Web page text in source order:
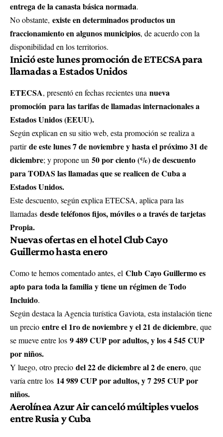
entrega de la canasta básica normada.
No obstante, existe en determinados productos un
fraccionamiento en algunos municipios, de acuerdo con la
disponibilidad en los territorios.
Inició este lunes promoción de ETECSA para
llamadas a Estados Unidos
ETECSA, presentó en fechas recientes una nueva
promoción para las tarifas de llamadas internacionales a
Estados Unidos (EEUU).
Según explican en su sitio web, esta promoción se realiza a
partirde este lunes 7 de noviembre y hasta el próximo 31 de
diciembre; y propone un 50 por ciento (%) de descuento
para TODAS las llamadas que se realicen de Cuba a
Estados Unidos.
Este descuento, según explica ETECSA, aplica para las
llamadas desde teléfonos fijos, móviles o a través de tarjetas
Propia.
Nuevas ofertas en el hotel Club Cayo
Guillermo hasta enero
Como te hemos comentado antes, el Club Cayo Guillermo es
apto para toda la familia y tiene un régimen de Todo
Incluido.
Según destaca la Agencia turística Gaviota, esta instalación tiene
un precio entre el 1ro de noviembre y el 21 de diciembre, que
se mueve entre los 9 489 CUP por adultos, y los 4 545 CUP
por niños.
Y luego, otro precio del 22 de diciembre al 2 de enero, que
varía entre los 14 989 CUP por adultos, y 7 295 CUP por
niños.
Aerolínea Azur Air canceló múltiples vuelos
entre Rusia y Cuba